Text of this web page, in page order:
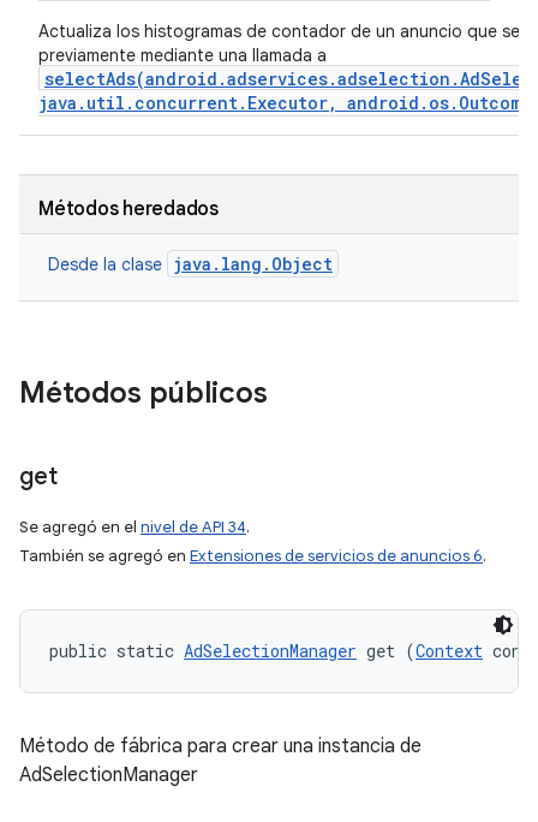
Actualiza los histogramas de contador de un anuncio que se
previamente mediante una llamada a
java.util.concurrent.Executor,
Métodos heredados
Desde la clase java.lang.Object
Métodos públicos
get
Se agregó en el nivel de API 34.
También se agregó en Extensiones de servicios de anuncios 6.
public static AdSelectionManager get (Context
Método de fábrica para crear una instancia de
AdSelectionManager